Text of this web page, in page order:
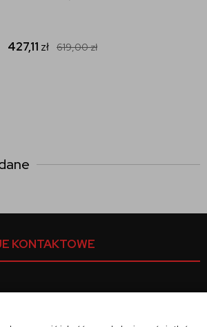
427,11 zł 619,00zł
KONTAKTOWE